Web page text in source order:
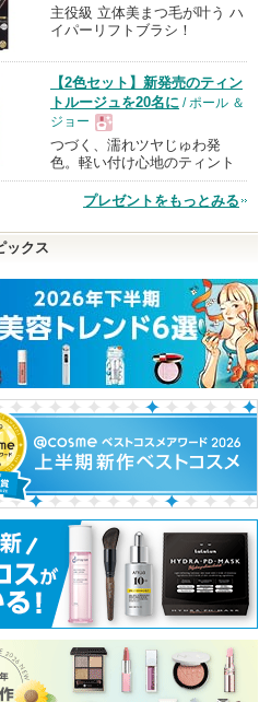
現
品
主役級 立体美まつ毛が叶う ハ
イパーリフトブラシ！
【2色セット】新発売のティン
トルージュを20名に / ポール ＆
ジョー
現
品
つづく、濡れツヤじゅわ発
色。軽い付け心地のティント
プレゼントをもっとみる
ックス